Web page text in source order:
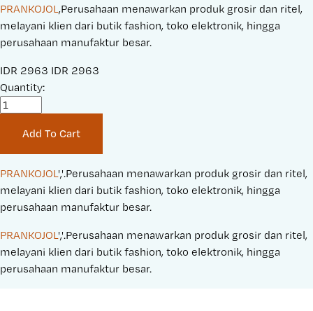
PRANKOJOL,Perusahaan menawarkan produk grosir dan ritel,
melayani klien dari butik fashion, toko elektronik, hingga
perusahaan manufaktur besar.
S
a
r
i
c
e
IDR 2963 O
i
n
a
l
P
i
c
e
IDR 2963
Quantity:
Add To Cart
PRANKOJOL ','.Perusahaan menawarkan produk grosir dan ritel,
melayani klien dari butik fashion, toko elektronik, hingga
perusahaan manufaktur besar.
PRANKOJOL ','.Perusahaan menawarkan produk grosir dan ritel,
melayani klien dari butik fashion, toko elektronik, hingga
perusahaan manufaktur besar.